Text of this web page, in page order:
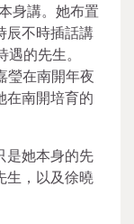
身講。她布置
辰不時插話講
的先生。
瑩在南開年夜
在南開培育的
是她本身的先
生，以及徐曉